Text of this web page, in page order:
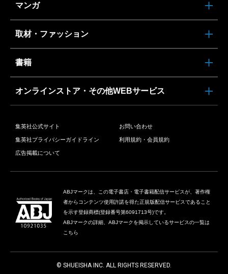
マンガ
取材・ファッション
書籍
オンラインストア・その他WEBサービス
集英社公式サイト お問い合わせ
集英社プライバシーガイドライン 利用規約・会員規約
広告掲載について
ABJマークは、この電子書店・電子書籍配信サービスが、著作権
者からコンテンツ使用許諾を得た正規版配信サービスであること
を示す登録商標(登録番号第6091713号)です。
ABJマークの詳細、ABJマークを掲示しているサービスの一覧は
こちら
© SHUEISHA INC. ALL RIGHTS RESERVED.